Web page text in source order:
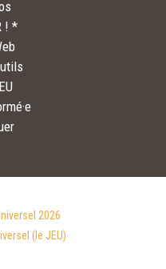
! *
2026
(le JEU)
inscrit·e à l’infolettre?
formulaire
des activités du
interJEU.